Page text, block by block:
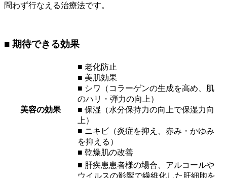
問わず行なえる治療法です。
■ 期待できる効果
美容の効果
■ 老化防止
■ 美肌効果
■ シワ（コラーゲンの生成を高め、肌
のハリ・弾力の向上）
■ 保湿（水分保持力の向上で保湿力向
上）
■ ニキビ（炎症を抑え、赤み・かゆみ
を抑える）
■ 乾燥肌の改善
■ 肝疾患患者様の場合、アルコールや
ウイルスの影響で繊維化した肝細胞を